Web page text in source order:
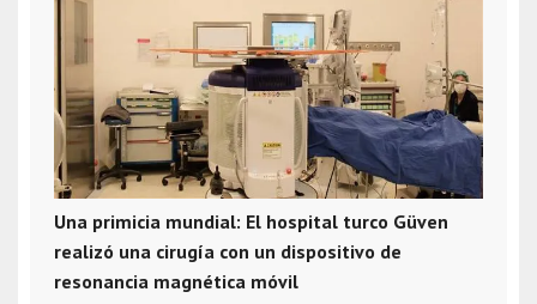
Una primicia mundial: El hospital turco Güven
realizó una cirugía con un dispositivo de
resonancia magnética móvil